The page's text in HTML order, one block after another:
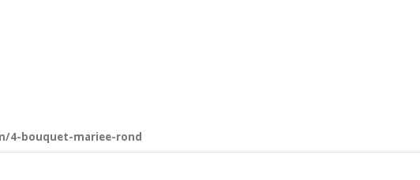
4-bouquet-mariee-rond